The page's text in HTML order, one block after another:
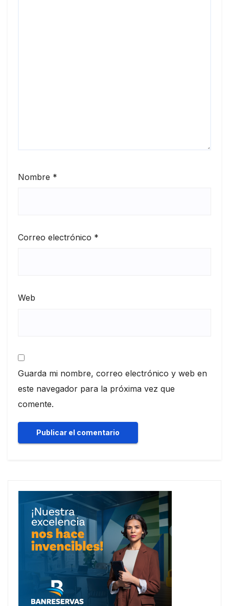
Nombre *
Correo electrónico *
Web
Guarda mi nombre, correo electrónico y web en
este navegador para la próxima vez que
comente.